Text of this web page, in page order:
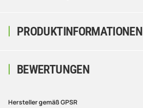
PRODUKTINFORMATIONEN
BEWERTUNGEN
Hersteller gemäß GPSR